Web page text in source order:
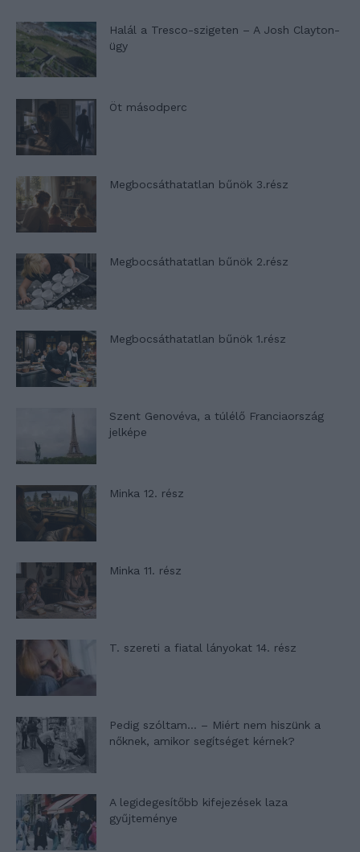
Halál a Tresco-szigeten – A Josh Clayton-
ügy
Öt másodperc
Megbocsáthatatlan bűnök 3.rész
Megbocsáthatatlan bűnök 2.rész
Megbocsáthatatlan bűnök 1.rész
Szent Genovéva, a túlélő Franciaország
jelképe
Minka 12. rész
Minka 11. rész
T. szereti a fiatal lányokat 14. rész
Pedig szóltam… – Miért nem hiszünk a
nőknek, amikor segítséget kérnek?
A legidegesítőbb kifejezések laza
gyűjteménye